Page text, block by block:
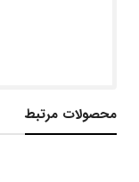
محصولات مرتبط